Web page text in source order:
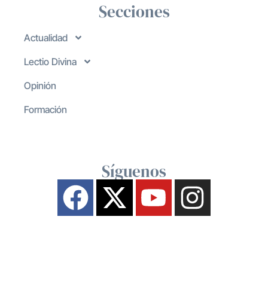
Secciones
Actualidad
Lectio Divina
Opinión
Formación
Síguenos